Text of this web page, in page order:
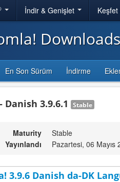
İndir & Genişlet
Downloads
En Son Sürüm İndirme
Danish 3.9.6.1 Stable
Maturity
Stable
Yayınlandı
Pazartesi, 06 Mayıs
3.9.6 Danish da-DK